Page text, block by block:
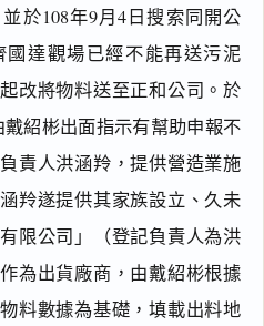
於108年9月4日搜索同開公
國達觀場已經不能再送污泥
改將物料送至正和公司。於
戴紹彬出面指示有幫助申報不
責人洪涵羚，提供營造業施
羚遂提供其家族設立、久未
限公司」（登記負責人為洪
為出貨廠商，由戴紹彬根據
料數據為基礎，填載出料地
鍵
製
全
文
匯出 PDF
精美列印
下載 Word
下載 .md
列印
含信
箋底